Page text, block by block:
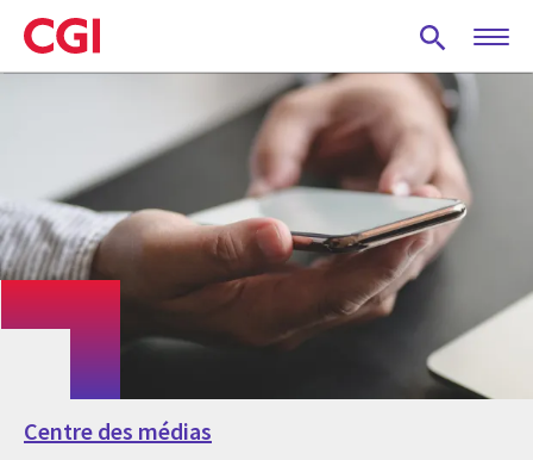
Skip
to
main
Centre des médias